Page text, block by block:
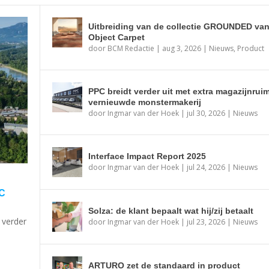
BERGE...
MAGAZINE | PARK...
VINYL VLOERBEDEKKIN...
ONDER PARKET NIET BO...
Uitbreiding van de collectie GROUNDED van
Object Carpet
door BCM Redactie | aug 3, 2026| Nieuws, Product
PPC breidt verder uit met extra
vernieuwde monstermakerij
door Ingmar van der Hoek| jul 30, 2026| Nieuws
Interface Impact Report 2025
door Ingmar van der Hoek| jul 24, 2026| Nieuws
Solza: de klant bepaalt wat hij/zij betaalt
door Ingmar van der Hoek| jul 23, 2026| Nieuws
ARTURO zet de standaard in product